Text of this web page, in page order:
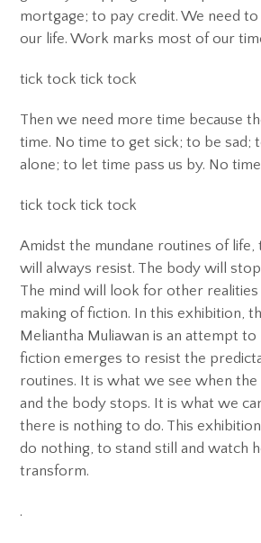
mortgage; to pay credit. We need
our life. Work marks most of our
tick tock tick tock
Then we need more time because
time. No time to get sick; to be sad;
alone; to let time pass us by. No
tick tock tick tock
Amidst the mundane routines of life,
will always resist. The body will
The mind will look for other
making of fiction. In this exhibition,
Meliantha Muliawan is an attempt
fiction emerges to resist the
routines. It is what we see when
and the body stops. It is what we
there is nothing to do. This
do nothing, to stand still and watch
transform.
.